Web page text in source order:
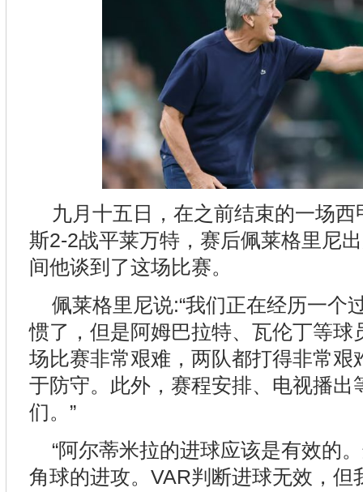
九月十五日，在之前结束的一场
斯2-2战平莱万特，赛后佩莱格里尼
间他谈到了这场比赛。
佩莱格里尼说:“我们正在经历一个
惯了，但是阿姆巴拉特、瓦伦丁等球
场比赛非常艰难，两队都打得非常艰
于防守。此外，赛程安排、电视播出
们。”
“阿尔蒂米拉的进球应该是有效的
角球的进攻。VAR判断进球无效，但